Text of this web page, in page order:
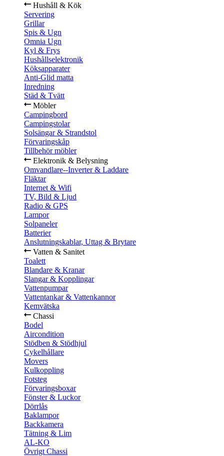
Hushåll & Kök
Servering
Grillar
Spis & Ugn
Omnia Ugn
Kyl & Frys
Hushållselektronik
Köksapparater
Anti-Glid matta
Inredning
Städ & Tvätt
Möbler
Campingbord
Campingstolar
Solsängar & Strandstol
Förvaringskåp
Tillbehör möbler
Elektronik & Belysning
Omvandlare--Inverter & Laddare
Fläktar
Internet & Wifi
TV, Bild & Ljud
Radio & GPS
Lampor
Solpaneler
Batterier
Anslutningskablar, Uttag & Brytare
Vatten & Sanitet
Toalett
Blandare & Kranar
Slangar & Kopplingar
Vattenpumpar
Vattentankar & Vattenkannor
Kemvätska
Chassi
Bodel
Aircondition
Stödben & Stödhjul
Cykelhållare
Movers
Kulkoppling
Fotsteg
Förvaringsboxar
Fönster & Luckor
Dörrlås
Baklampor
Backkamera
Tätning & Lim
AL-KO
Övrigt Chassi